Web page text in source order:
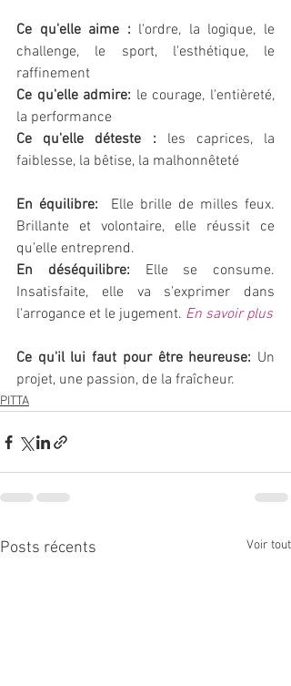
Ce qu'elle aime : l'ordre, la logique, le
challenge, le sport, l'esthétique, le
raffinement
Ce qu'elle admire: le courage, l'entièreté,
la performance
Ce qu'elle déteste : les caprices, la
faiblesse, la bêtise, la malhonnêteté
En équilibre: Elle brille de milles feux.
Brillante et volontaire, elle réussit ce
qu'elle entreprend.
En déséquilibre: Elle se consume.
Insatisfaite, elle va s'exprimer dans
l'arrogance et le jugement. En savoir plus
Ce qu'il lui faut pour être heureuse: Un
projet, une passion, de la fraîcheur.
PITTA
Posts récents Voir tout